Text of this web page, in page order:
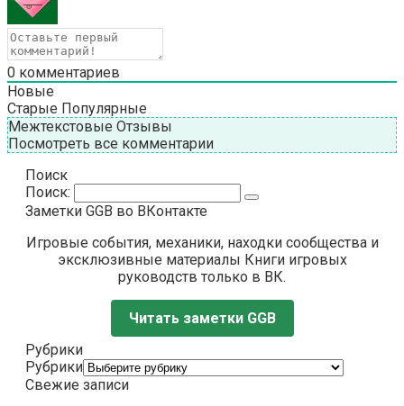
0 комментариев
Новые
Старые Популярные
Межтекстовые Отзывы
Посмотреть все комментарии
Поиск
Поиск:
Заметки GGB во ВКонтакте
Игровые события, механики, находки сообщества и
эксклюзивные материалы Книги игровых
руководств только в ВК.
Читать заметки GGB
Рубрики
Рубрики
Свежие записи